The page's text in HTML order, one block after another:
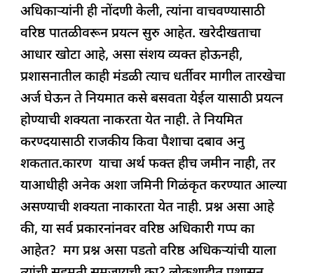
अधिकार्‍यांनी ही नोंदणी केली, त्यांना वाचवण्यासाठी
वरिष्ठ पातळीवरून प्रयत्न सुरु आहेत. खरेदीखताचा
आधार खोटा आहे, असा संशय व्यक्त होऊनही,
प्रशासनातील काही मंडळी त्याच धर्तीवर मागील तारखेचा
अर्ज घेऊन ते नियमात कसे बसवता येईल यासाठी प्रयत्न
होण्याची शक्यता नाकरता येत नाही. ते नियमित
करण्दयासाठी राजकीय किवा पैशाचा दबाव अनु
शकतात.कारण याचा अर्थ फक्त हीच जमीन नाही, तर
याआधीही अनेक अशा जमिनी गिळंकृत करण्यात आल्या
असण्याची शक्यता नाकारता येत नाही. प्रश्न असा आहे
की, या सर्व प्रकारनांनवर वरिष्ठ अधिकारी गप्प का
आहेत? मग प्रश्न असा पडतो वरिष्ठ अधिकऱ्यांची याला